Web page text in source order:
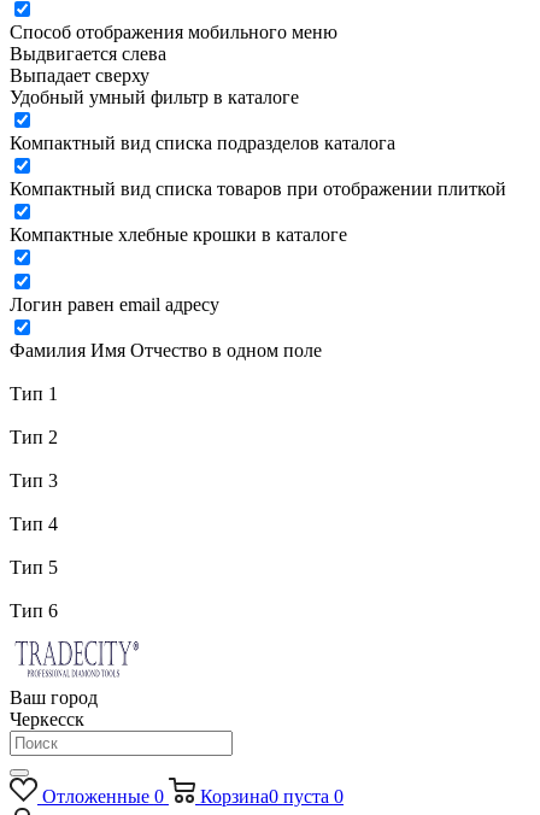
Способ отображения мобильного меню
Выдвигается слева
Выпадает сверху
Удобный умный фильтр в каталоге
Компактный вид списка подразделов каталога
Компактный вид списка товаров при отображении плиткой
Компактные хлебные крошки в каталоге
Логин равен email адресу
Фамилия Имя Отчество в одном поле
Тип 1
Тип 2
Тип 3
Тип 4
Тип 5
Тип 6
Ваш город
Черкесск
Отложенные 0 Корзина0 пуста 0